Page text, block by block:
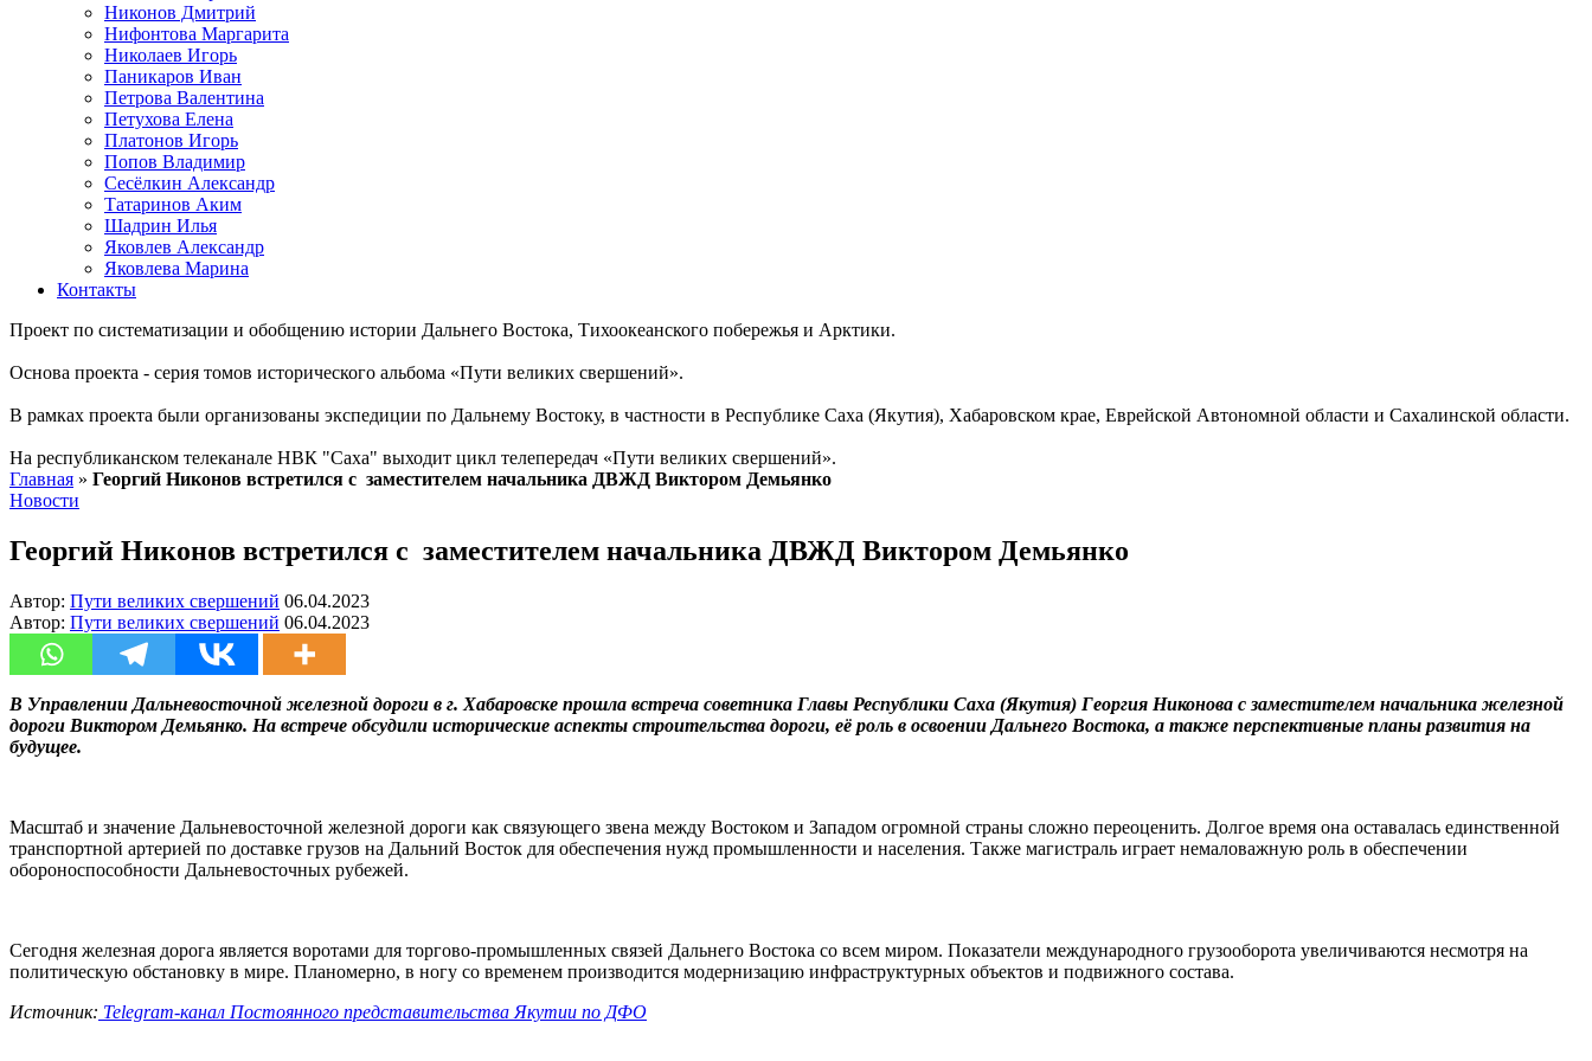
Никонов Дмитрий
Нифонтова Маргарита
Николаев Игорь
Паникаров Иван
Петрова Валентина
Петухова Елена
Платонов Игорь
Попов Владимир
Сесёлкин Александр
Татаринов Аким
Шадрин Илья
Яковлев Александр
Яковлева Марина
Контакты
Проект по систематизации и обобщению истории Дальнего Востока, Тихоокеанского побережья и Арктики.
Основа проекта - серия томов исторического альбома «Пути великих свершений».
В рамках проекта были организованы экспедиции по Дальнему Востоку, в частности в Республике Саха (Якутия), Хабаровском крае, Еврейской Автономной области и Сахалинской области.
На республиканском телеканале НВК "Саха" выходит цикл телепередач «Пути великих свершений».
Главная » Георгий Никонов встретился с заместителем начальника ДВЖД Виктором Демьянко
Новости
Георгий Никонов встретился с заместителем начальника ДВЖД Виктором Демьянко
Автор: Пути великих свершений 06.04.2023
Автор: Пути великих свершений 06.04.2023
В Управлении Дальневосточной железной дороги в г. Хабаровске прошла встреча советника Главы Республики Саха (Якутия) Георгия Никонова с заместителем начальника железной
дороги Виктором Демьянко. На встрече обсудили исторические аспекты строительства дороги, её роль в освоении Дальнего Востока, а также перспективные планы развития на
будущее.
Масштаб и значение Дальневосточной железной дороги как связующего звена между Востоком и Западом огромной страны сложно переоценить. Долгое время она оставалась единственной
транспортной артерией по доставке грузов на Дальний Восток для обеспечения нужд промышленности и населения. Также магистраль играет немаловажную роль в обеспечении
обороноспособности Дальневосточных рубежей.
Сегодня железная дорога является воротами для торгово-промышленных связей Дальнего Востока со всем миром. Показатели международного грузооборота увеличиваются несмотря на
политическую обстановку в мире. Планомерно, в ногу со временем производится модернизацию инфраструктурных объектов и подвижного состава.
Источник: Telegram-канал Постоянного представительства Якутии по ДФО